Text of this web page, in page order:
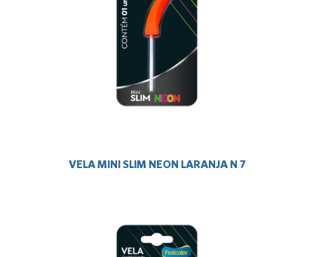
VELA MINI SLIM NEON LARANJA N 7